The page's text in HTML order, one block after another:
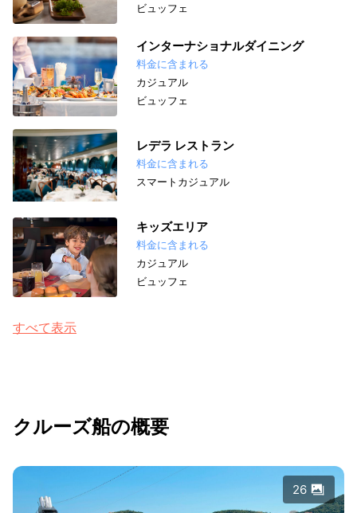
ビュッフェ
インターナショナルダイニング
料金に含まれる
カジュアル
ビュッフェ
レデラ レストラン
料金に含まれる
スマートカジュアル
キッズエリア
料金に含まれる
カジュアル
ビュッフェ
すべて表示
クルーズ船の概要
26